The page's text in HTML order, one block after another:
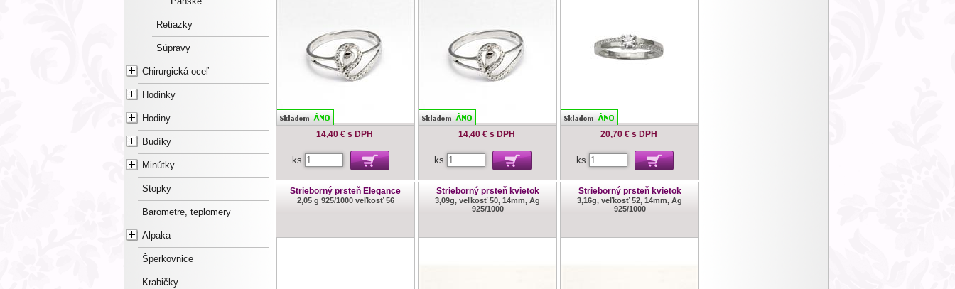
Retiazky
Súpravy
Chirurgická oceľ
Hodinky
Hodiny
Budíky
Minútky
Stopky
Barometre, teplomery
Alpaka
Šperkovnice
Krabičky
14,40 € s DPH
ks
14,40 € s DPH
ks
20,70 € s DPH
ks
Strieborný prsteň Elegance
2,05 g 925/1000 veľkosť 56
Strieborný prsteň kvietok
3,09g, veľkosť 50, 14mm, Ag
925/1000
Strieborný prsteň kvietok
3,16g, veľkosť 52, 14mm, Ag
925/1000